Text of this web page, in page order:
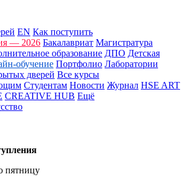
EN Как поступить
— 2026 Бакалавриат Магистратура
образование ДПО Детская
обучение Портфолио Лаборатории
дверей Все курсы
Студентам Новости Журнал HSE ART
CREATIVE HUB Ещё
пятницу